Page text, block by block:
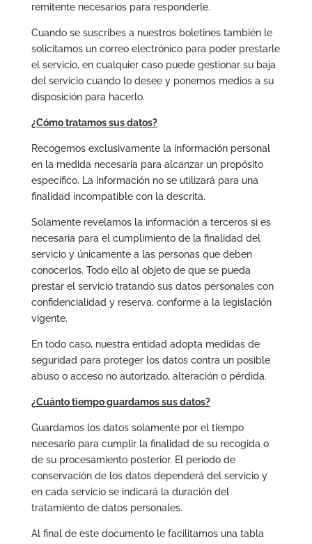
remitente necesarios para responderle.
Cuando se suscribes a nuestros boletines también le
solicitamos un correo electrónico para poder prestarle
el servicio, en cualquier caso puede gestionar su baja
del servicio cuando lo desee y ponemos medios a su
disposición para hacerlo.
¿Cómo tratamos sus datos?
Recogemos exclusivamente la información personal
en la medida necesaria para alcanzar un propósito
específico. La información no se utilizará para una
finalidad incompatible con la descrita.
Solamente revelamos la información a terceros si es
necesaria para el cumplimiento de la finalidad del
servicio y únicamente a las personas que deben
conocerlos. Todo ello al objeto de que se pueda
prestar el servicio tratando sus datos personales con
confidencialidad y reserva, conforme a la legislación
vigente.
En todo caso, nuestra entidad adopta medidas de
seguridad para proteger los datos contra un posible
abuso o acceso no autorizado, alteración o pérdida.
¿Cuánto tiempo guardamos sus datos?
Guardamos los datos solamente por el tiempo
necesario para cumplir la finalidad de su recogida o
de su procesamiento posterior. El periodo de
conservación de los datos dependerá del servicio y
en cada servicio se indicará la duración del
tratamiento de datos personales.
Al final de este documento le facilitamos una tabla